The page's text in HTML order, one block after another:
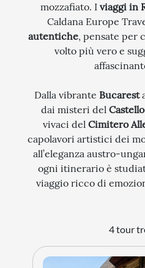
mozzafiato. I viaggi in
Caldana Europe
autentiche, pensate per
volto più vero e
Dalla vibrante Bucarest
dai misteri del
vivaci del Cimitero
capolavori artistici dei
all’eleganza austro-
ogni itinerario è
viaggio ricco di
4 tour
EVENTI